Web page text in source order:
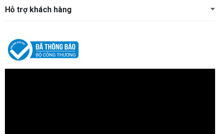
Hỗ trợ khách hàng